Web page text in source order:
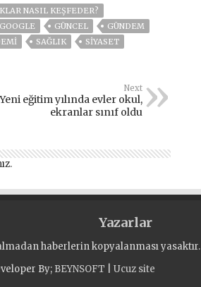
NASIL KEŞFEDER?
GOOGLE GÜNCEL
GÜNDEM
SAĞLIK
SİYASET
Next
Yeni eğitim yılında evler okul,
ekranlar sınıf oldu
.
Yazarlar
haberlerin kopyalanması yasaktır.
By; BEYNSOFT Ucuz site